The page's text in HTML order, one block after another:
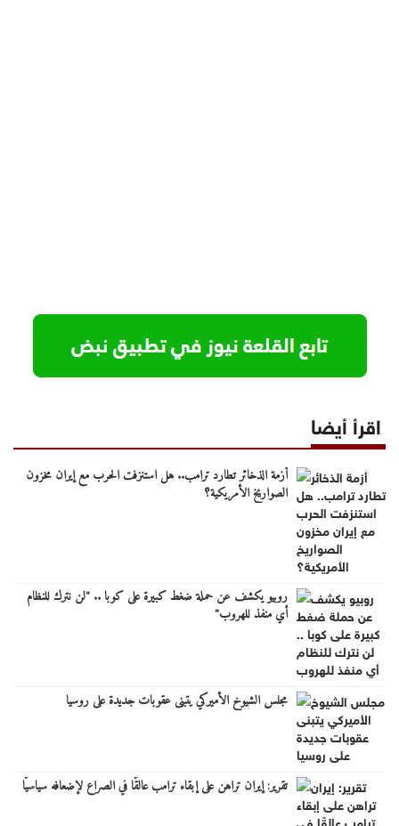
اقرأ أيضا
أزمة الذخائر تطارد ترامب.. هل استنزفت الحرب مع إيران مخزون
الصواريخ الأمريكية؟
روبيو يكشف عن حملة ضغط كبيرة على كوبا .. "لن نترك للنظام
أي منفذ للهروب"
مجلس الشيوخ الأميركي يتبنى عقوبات جديدة على روسيا
تقرير: إيران تراهن على إبقاء ترامب عالقًا في الصراع لإضعافه سياسيًا